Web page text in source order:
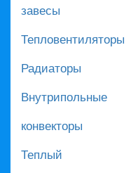
завесы
Тепловентиляторы
Радиаторы
Внутрипольные
конвекторы
Теплый